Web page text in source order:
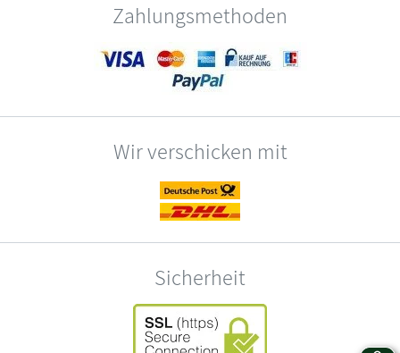
Zahlungsmethoden
Wir verschicken mit
Sicherheit